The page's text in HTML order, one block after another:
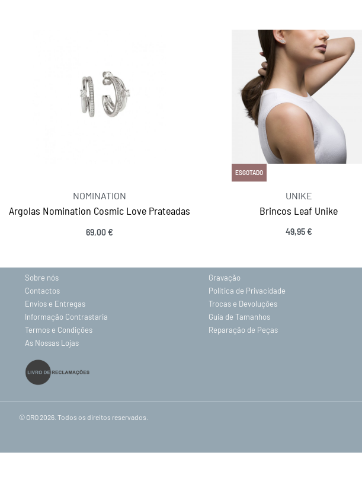
NOMINATION
Argolas Nomination Cosmic Love Prateadas
69,00€
ESGOTADO
UNIKE
Brincos Leaf Unike
49,95€
Sobre nós
Gravação
Contactos
Política de Privacidade
Envios e Entregas
Trocas e Devoluções
Informação Contrastaria
Guia de Tamanhos
Termos e Condições
Reparação de Peças
As Nossas Lojas
© ORO 2026. Todos os direitos reservados.